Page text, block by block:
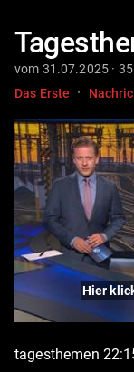
vom 31.07.2025 ·
Das Erste
·
Hier
tagesthemen